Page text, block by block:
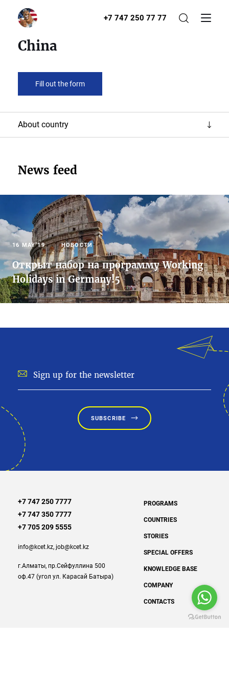
+7 747 250 77 77
China
About country
Fill out the form
News feed
16 MAY’19 НОВОСТИ
Открыт набор на программу Working
Holidays in Germany!5
SUBSCRIBE
+7 747 250 7777
+7 747 350 7777
+7 705 209 5555
info@kcet.kz, job@kcet.kz
г.Алматы, пр.Сейфуллина 500
оф.47 (угол ул. Карасай Батыра)
PROGRAMS
COUNTRIES
STORIES
SPECIAL OFFERS
KNOWLEDGE BASE
COMPANY
CONTACTS